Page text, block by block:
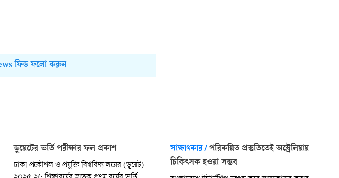
ফিড ফলো করুন
ডুয়েটের ভর্তি পরীক্ষার ফল প্রকাশ
ঢাকা প্রকৌশল ও প্রযুক্তি বিশ্ববিদ্যালয়ের (ডুয়েট)
সাক্ষাৎকার/ পরিকল্পিত প্রস্তুতিতেই অস্ট্রেলিয়ায়
চিকিৎসক হওয়া সম্ভব